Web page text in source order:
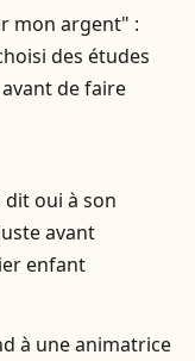
mon argent" :
des études
de faire
dit oui à son
avant
enfant
à une animatrice